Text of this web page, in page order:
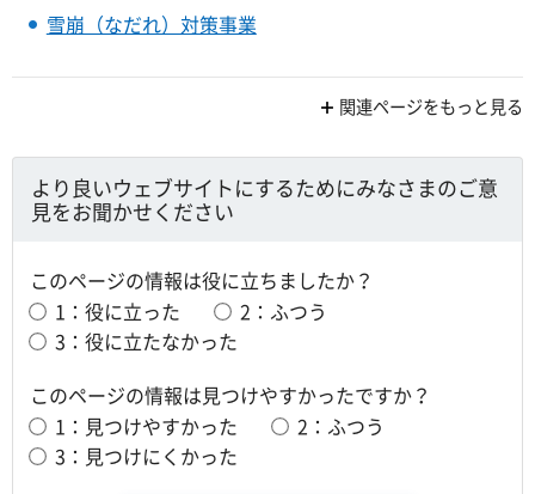
雪崩（なだれ）対策事業
関連ページをもっと見る
より良いウェブサイトにするためにみなさまのご意
見をお聞かせください
このページの情報は役に立ちましたか？
1：役に立った
2：ふつう
3：役に立たなかった
このページの情報は見つけやすかったですか？
1：見つけやすかった
2：ふつう
3：見つけにくかった